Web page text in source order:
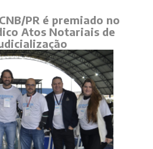
PR é premiado no
Atos Notariais de